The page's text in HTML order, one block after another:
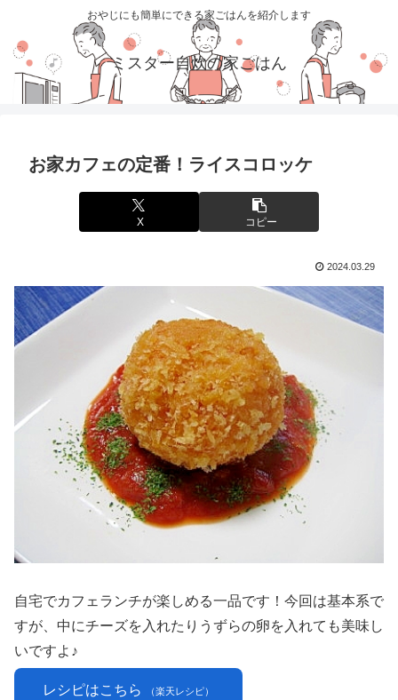
おやじにも簡単にできる家ごはんを紹介します
ミスター自炊の家ごはん
お家カフェの定番！ライスコロッケ
X コピー
2024.03.29
自宅でカフェランチが楽しめる一品です！今回は基本系で
すが、中にチーズを入れたりうずらの卵を入れても美味し
いですよ♪
レシピはこちら （楽天レシピ）